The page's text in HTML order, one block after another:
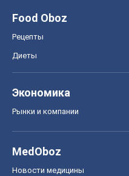
Food Oboz
Рецепты
Диеты
Экономика
Рынки и компании
MedOboz
Новости медицины